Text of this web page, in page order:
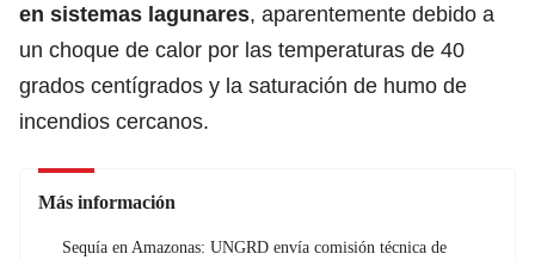
en sistemas lagunares, aparentemente debido a
un choque de calor por las temperaturas de 40
grados centígrados y la saturación de humo de
incendios cercanos.
Más información
Sequía en Amazonas: UNGRD envía comisión técnica de